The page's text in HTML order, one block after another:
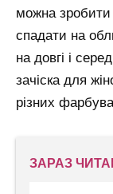
можна зробити
спадати на
на довгі і
зачіска для
різних
ЗАРАЗ